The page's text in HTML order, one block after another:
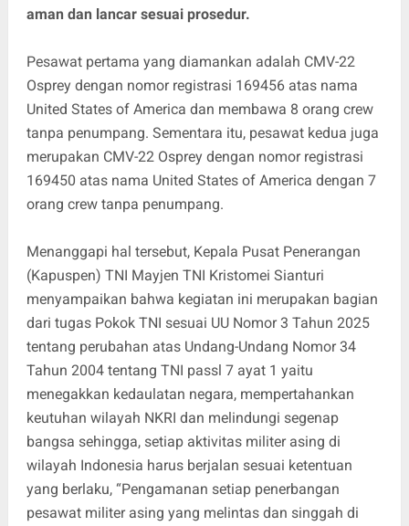
aman dan lancar sesuai prosedur.
Pesawat pertama yang diamankan adalah CMV-22
Osprey dengan nomor registrasi 169456 atas nama
United States of America dan membawa 8 orang crew
tanpa penumpang. Sementara itu, pesawat kedua juga
merupakan CMV-22 Osprey dengan nomor registrasi
169450 atas nama United States of America dengan 7
orang crew tanpa penumpang.
Menanggapi hal tersebut, Kepala Pusat Penerangan
(Kapuspen) TNI Mayjen TNI Kristomei Sianturi
menyampaikan bahwa kegiatan ini merupakan bagian
dari tugas Pokok TNI sesuai UU Nomor 3 Tahun 2025
tentang perubahan atas Undang-Undang Nomor 34
Tahun 2004 tentang TNI passl 7 ayat 1 yaitu
menegakkan kedaulatan negara, mempertahankan
keutuhan wilayah NKRI dan melindungi segenap
bangsa sehingga, setiap aktivitas militer asing di
wilayah Indonesia harus berjalan sesuai ketentuan
yang berlaku, “Pengamanan setiap penerbangan
pesawat militer asing yang melintas dan singgah di